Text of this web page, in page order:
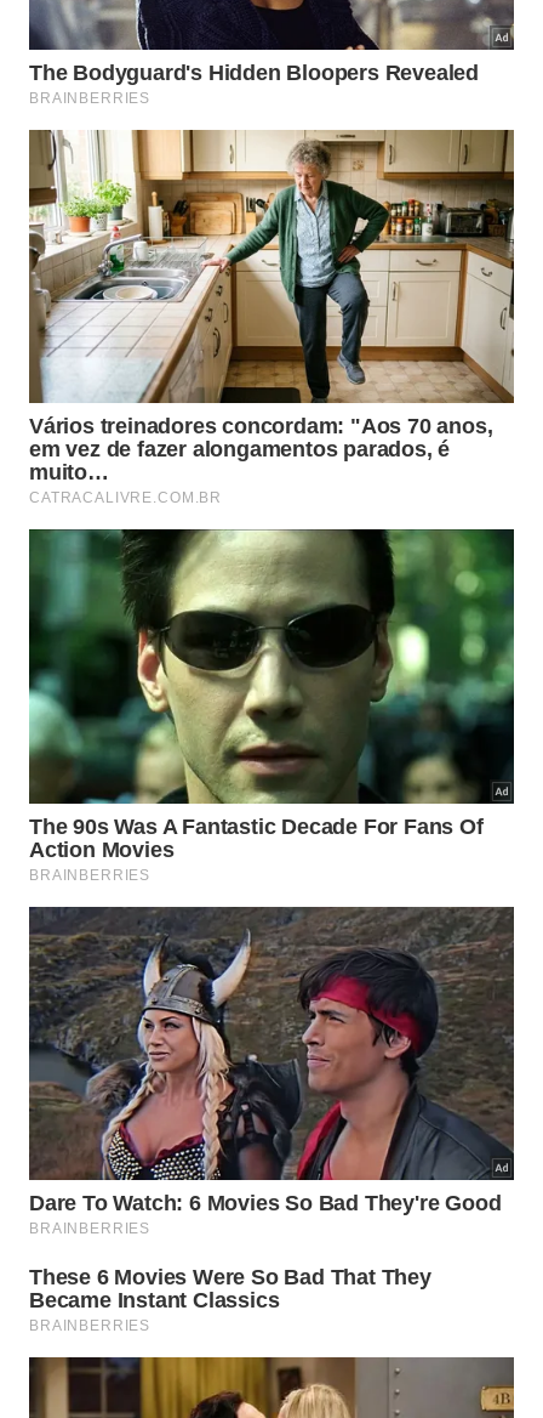
Entre as principais características que tornam esse
comportamento possível estão:
Dentes pequenos e extremamente afiadospara
perfurar tecidos.
Espinhos voltados para trásque ajudam na
fixação.
Corpo estreitoque facilita a entrada nas
brânquias.
Sensores químicos
capazes de localizar
hospedeiros.
Alimentação baseada em sangue, rica em
nutrientes.
O candiru realmente representa
perigo para os seres humanos?
Ao longo dos anos, muitas histórias populares
transformaram o candiru em um animal cercado por
mitos. Casos envolvendo pessoas são
extremamente raros e permanecem alvo de debates
científicos.
Seu comportamento natural está voltado
principalmente parapeixes de grande porte, que
oferecem as condições ideais para sua alimentação.
Assim, pesquisadores destacam que o verdadeiro
interesse científico está em sua notável
especialização biológica.
Por que esse pequeno peixe
desperta tanto interesse da ciência?
O estudo docandiruajuda pesquisadores a
compreender como a seleção natural pode produzir
organismos altamente especializados. Sua anatomia
reúne adaptações refinadas desenvolvidas ao longo
de milhões de anos.
Além de revelar detalhes sobre a biodiversidade da
Amazônia, esse peixe demonstra como diferentes
espécies podem evoluir estratégias extremamente
eficientes para ocupar nichos ecológicos bastante
específicos.